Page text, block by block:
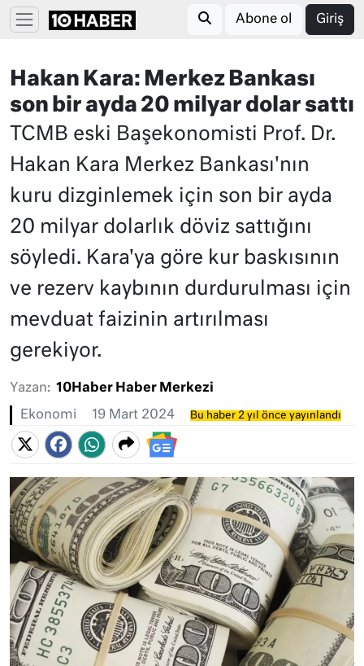
Abone ol Giriş
Hakan Kara: Merkez Bankası
son bir ayda 20 milyar dolar sattı
TCMB eski Başekonomisti Prof. Dr.
Hakan Kara Merkez Bankası'nın
kuru dizginlemek için son bir ayda
20 milyar dolarlık döviz sattığını
söyledi. Kara'ya göre kur baskısının
ve rezerv kaybının durdurulması için
mevduat faizinin artırılması
gerekiyor.
Yazan: 10Haber Haber Merkezi
Ekonomi 19 Mart 2024 Bu haber 2 yıl önce yayınlandı